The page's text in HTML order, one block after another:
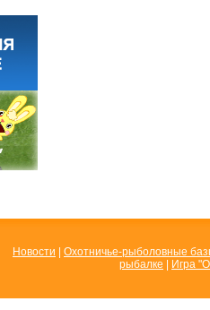
Новости
Охотничье-рыболовные
рыбалке
Игра